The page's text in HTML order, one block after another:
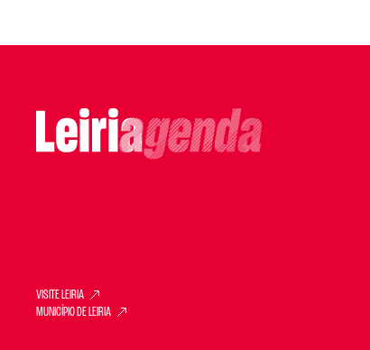
VISITE LEIRIA
MUNICÍPIO DE LEIRIA